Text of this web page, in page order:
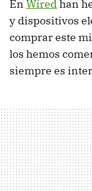
En Wiredhan
y dispositivos
comprar este
los hemos
siempre es